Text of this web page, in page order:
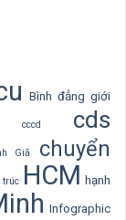
Bình đẳng giới
cccd cds
Giã
chuyển
trúc HCM hạnh
Infographic